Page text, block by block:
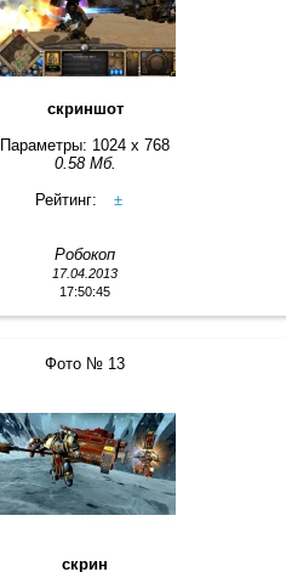
скриншот
Параметры: 1024 x 768
0.58 Мб.
Рейтинг:
±
Робокоп
17.04.2013
17:50:45
Фото № 13
скрин